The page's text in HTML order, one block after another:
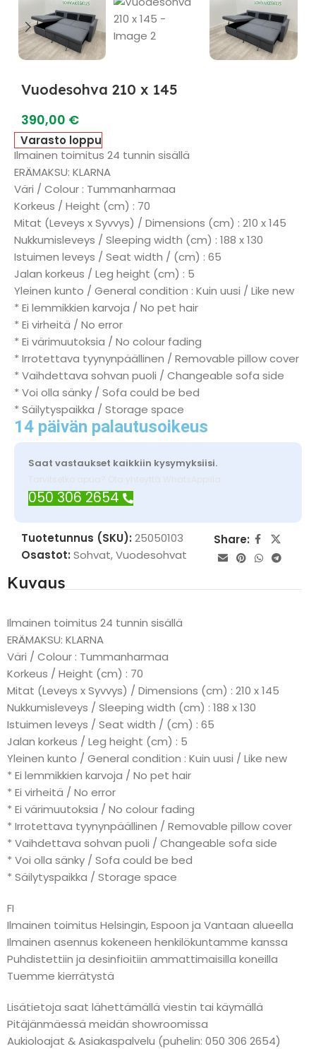
Vuodesohva 210 x 145
390,00 €
Varasto loppu
Ilmainen toimitus 24 tunnin sisällä
ERÄMAKSU: KLARNA
Väri / Colour : Tummanharmaa
Korkeus / Height (cm) : 70
Mitat (Leveys x Syvvys) / Dimensions (cm) : 210 x 145
Nukkumisleveys / Sleeping width (cm) : 188 x 130
Istuimen leveys / Seat width / (cm) : 65
Jalan korkeus / Leg height (cm) : 5
Yleinen kunto / General condition : Kuin uusi / Like new
* Ei lemmikkien karvoja / No pet hair
* Ei virheitä / No error
* Ei värimuutoksia / No colour fading
* Irrotettava tyynynpäällinen / Removable pillow cover
* Vaihdettava sohvan puoli / Changeable sofa side
* Voi olla sänky / Sofa could be bed
* Säilytyspaikka / Storage space
14 päivän palautusoikeus
Saat vastaukset kaikkiin kysymyksiisi.
Tarvitsetko apua? Ota yhteyttä WhatsAppilla
050 306 2654
Tuotetunnus (SKU): 25050103
Osastot: Sohvat,Vuodesohvat
Share:
Kuvaus
Ilmainen toimitus 24 tunnin sisällä
ERÄMAKSU: KLARNA
Väri / Colour : Tummanharmaa
Korkeus / Height (cm) : 70
Mitat (Leveys x Syvvys) / Dimensions (cm) : 210 x 145
Nukkumisleveys / Sleeping width (cm) : 188 x 130
Istuimen leveys / Seat width / (cm) : 65
Jalan korkeus / Leg height (cm) : 5
Yleinen kunto / General condition : Kuin uusi / Like new
* Ei lemmikkien karvoja / No pet hair
* Ei virheitä / No error
* Ei värimuutoksia / No colour fading
* Irrotettava tyynynpäällinen / Removable pillow cover
* Vaihdettava sohvan puoli / Changeable sofa side
* Voi olla sänky / Sofa could be bed
* Säilytyspaikka / Storage space
FI
Ilmainen toimitus Helsingin, Espoon ja Vantaan alueella
Ilmainen asennus kokeneen henkilökuntamme kanssa
Puhdistettiin ja desinfioitiin ammattimaisilla koneilla
Tuemme kierrätystä
Lisätietoja saat lähettämällä viestin tai käymällä
Pitäjänmäessä meidän showroomissa
Aukioloajat & Asiakaspalvelu (puhelin: 050 306 2654)